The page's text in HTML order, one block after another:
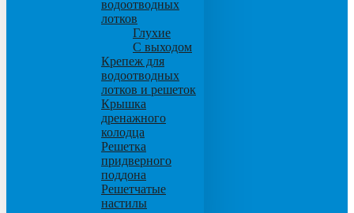
водоотводных
лотков
Глухие
С выходом
Крепеж для
водоотводных
лотков и решеток
Крышка
дренажного
колодца
Решетка
придверного
поддона
Решетчатые
настилы